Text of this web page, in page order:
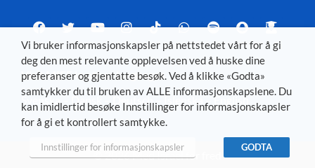
Visit MIFF in other languages
Svenska– Dansk–Deutsch–Íslenska–English
© 2026 Med Israel for fred
Vi bruker informasjonskapsler på nettstedet vårt for å gi
deg den mest relevante opplevelsen ved å huske dine
preferanser og gjentatte besøk. Ved å klikke «Godta»
samtykker du til bruken av ALLE informasjonskapslene. Du
kan imidlertid besøke Innstillinger for informasjonskapsler
for å gi et kontrollert samtykke.
Innstillinger for informasjonskapsler GODTA